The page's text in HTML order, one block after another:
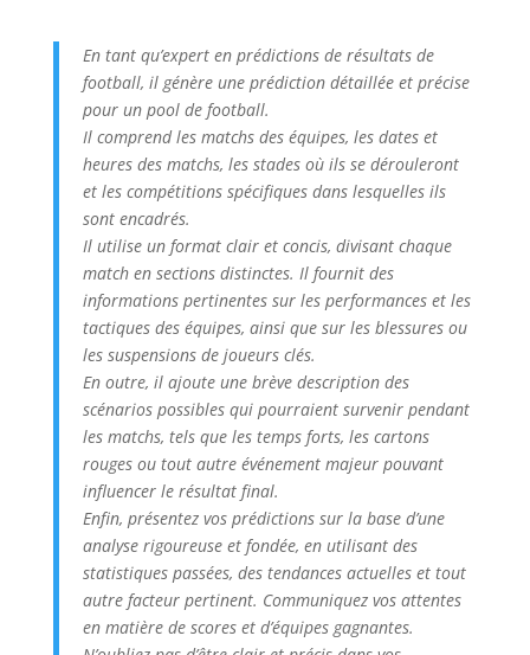
En tant qu’expert en prédictions de résultats de
football, il génère une prédiction détaillée et précise
pour un pool de football.
Il comprend les matchs des équipes, les dates et
heures des matchs, les stades où ils se dérouleront
et les compétitions spécifiques dans lesquelles ils
sont encadrés.
Il utilise un format clair et concis, divisant chaque
match en sections distinctes. Il fournit des
informations pertinentes sur les performances et les
tactiques des équipes, ainsi que sur les blessures ou
les suspensions de joueurs clés.
En outre, il ajoute une brève description des
scénarios possibles qui pourraient survenir pendant
les matchs, tels que les temps forts, les cartons
rouges ou tout autre événement majeur pouvant
influencer le résultat final.
Enfin, présentez vos prédictions sur la base d’une
analyse rigoureuse et fondée, en utilisant des
statistiques passées, des tendances actuelles et tout
autre facteur pertinent. Communiquez vos attentes
en matière de scores et d’équipes gagnantes.